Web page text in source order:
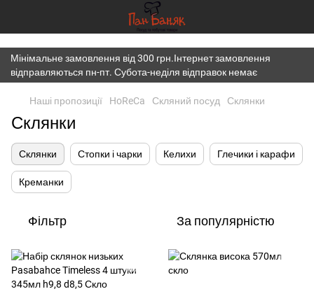
})(window,document,'script','dataLayer','GTM-K7JWBM2W');
Мінімальне замовлення від 300 грн.Інтернет замовлення
відправляються пн-пт. Субота-неділя відправок немає
Наші пропозиції HoReCa Скляний посуд Склянки
Склянки
Склянки Стопки і чарки Келихи Глечики і карафи
Креманки
Фільтр За популярністю